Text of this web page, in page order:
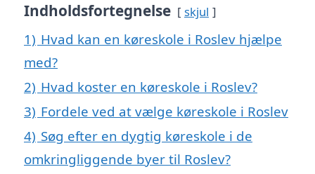
Indholdsfortegnelse skjul
1) Hvad kan en køreskole i Roslev hjælpe
med?
2) Hvad koster en køreskole i Roslev?
3) Fordele ved at vælge køreskole i Roslev
4) Søg efter en dygtig køreskole i de
omkringliggende byer til Roslev?